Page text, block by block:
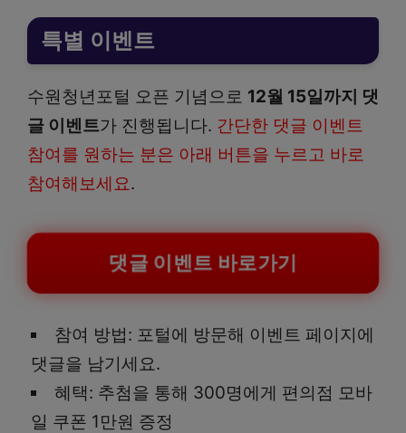
특별 이벤트
수원청년포털 오픈 기념으로 12월 15일까지 댓
글 이벤트가 진행됩니다. 간단한 댓글 이벤트
참여를 원하는 분은 아래 버튼을 누르고 바로
참여해보세요.
댓글 이벤트 바로가기
참여 방법: 포털에 방문해 이벤트 페이지에
댓글을 남기세요.
혜택: 추첨을 통해 300명에게 편의점 모바
일 쿠폰 1만원 증정